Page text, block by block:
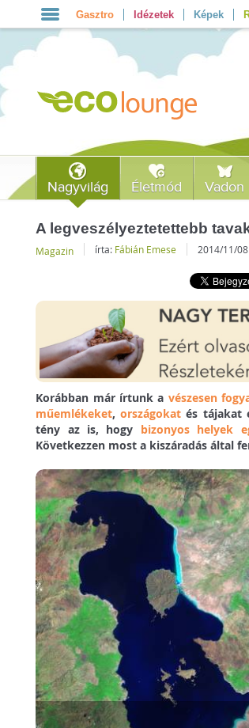
Gasztro Idézetek Képek
Nagyvilág Életmód Vadon
A legveszélyeztetettebb
Magazin írta: Fábián Emese 2014/11/08
Korábban már írtunk a vészesen
műemlékeket,országokat és tájakat
tény az is, hogy bizonyos helyek
Következzen most a kiszáradás által